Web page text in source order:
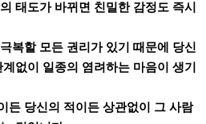
태도가 바뀌면 친밀한 감정도 즉시
복할 모든 권리가 있기 때문에 당신
없이 일종의 염려하는 마음이 생기
든 당신의 적이든 상관없이 그 사람